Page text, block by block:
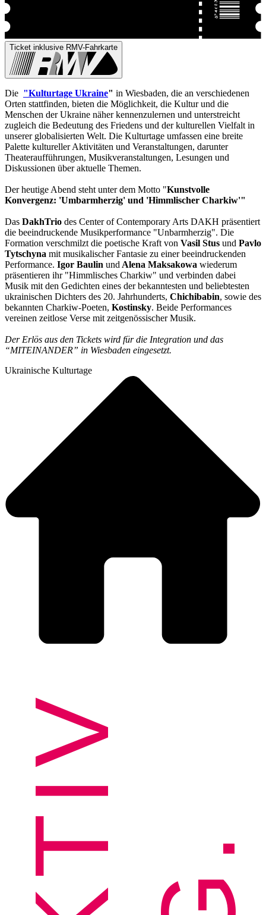
Ticket inklusive RMV-Fahrkarte
Die "Kulturtage Ukraine" in Wiesbaden, die an verschiedenen
Orten stattfinden, bieten die Möglichkeit, die Kultur und die
Menschen der Ukraine näher kennenzulernen und unterstreicht
zugleich die Bedeutung des Friedens und der kulturellen Vielfalt in
unserer globalisierten Welt. Die Kulturtage umfassen eine breite
Palette kultureller Aktivitäten und Veranstaltungen, darunter
Theateraufführungen, Musikveranstaltungen, Lesungen und
Diskussionen über aktuelle Themen.
Der heutige Abend steht unter dem Motto "Kunstvolle
Konvergenz: 'Umbarmherzig' und 'Himmlischer Charkiw'"
Das DakhTrio des Center of Contemporary Arts DAKH präsentiert
die beeindruckende Musikperformance "Unbarmherzig". Die
Formation verschmilzt die poetische Kraft von Vasil Stus und Pavlo
Tytschyna mit musikalischer Fantasie zu einer beeindruckenden
Performance. Igor Baulin undAlena Maksakowa wiederum
präsentieren ihr "Himmlisches Charkiw" und verbinden dabei
Musik mit den Gedichten eines der bekanntesten und beliebtesten
ukrainischen Dichters des 20. Jahrhunderts, Chichibabin, sowie des
bekannten Charkiw-Poeten, Kostinsky. Beide Performances
vereinen zeitlose Verse mit zeitgenössischer Musik.
Der Erlös aus den Tickets wird für die Integration und das
“MITEINANDER” in Wiesbaden eingesetzt.
Ukrainische Kulturtage